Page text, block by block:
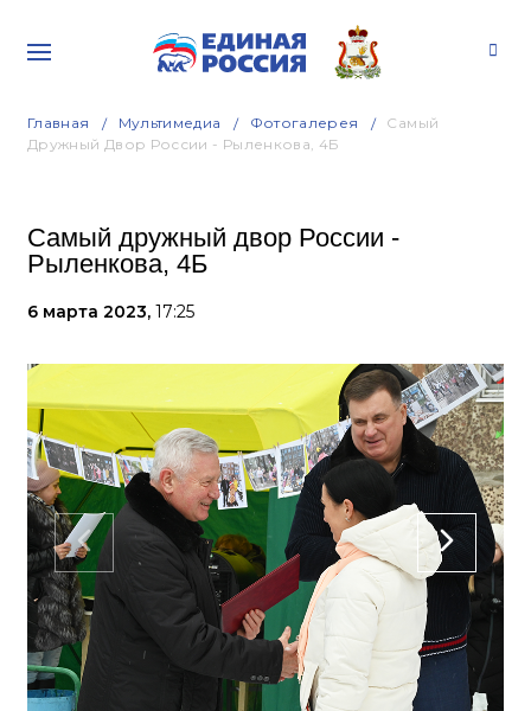
Главная Мультимедиа Фотогалерея
Самый
Дружный Двор России - Рыленкова, 4Б
Самый дружный двор России -
Рыленкова, 4Б
6 марта 2023, 17:25